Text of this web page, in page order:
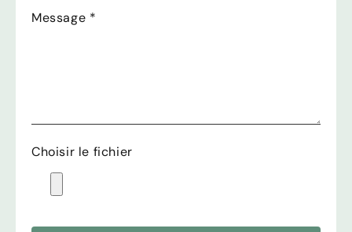
Message *
Choisir le fichier